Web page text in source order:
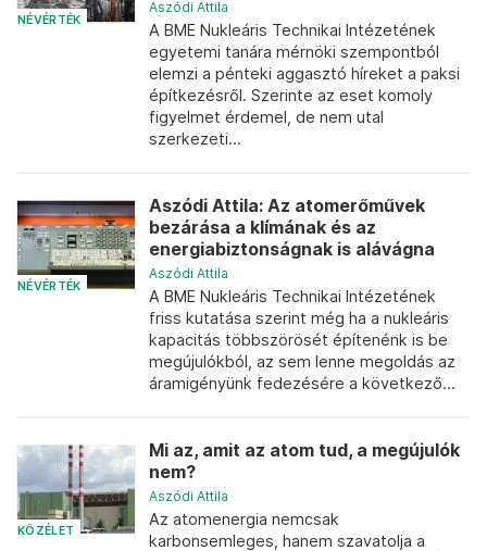
NÉVÉRTÉK
Aszódi Attila
A BME Nukleáris Technikai Intézetének
egyetemi tanára mérnöki szempontból
elemzi a pénteki aggasztó híreket a paksi
építkezésről. Szerinte az eset komoly
figyelmet érdemel, de nem utal
szerkezeti...
NÉVÉRTÉK
Aszódi Attila: Az atomerőművek
bezárása a klímának és az
energiabiztonságnak is alávágna
Aszódi Attila
A BME Nukleáris Technikai Intézetének
friss kutatása szerint még ha a nukleáris
kapacitás többszörösét építenénk is be
megújulókból, az sem lenne megoldás az
áramigényünk fedezésére a következő...
KÖZÉLET
Mi az, amit az atom tud, a megújulók
nem?
Aszódi Attila
Az atomenergia nemcsak
karbonsemleges, hanem szavatolja a